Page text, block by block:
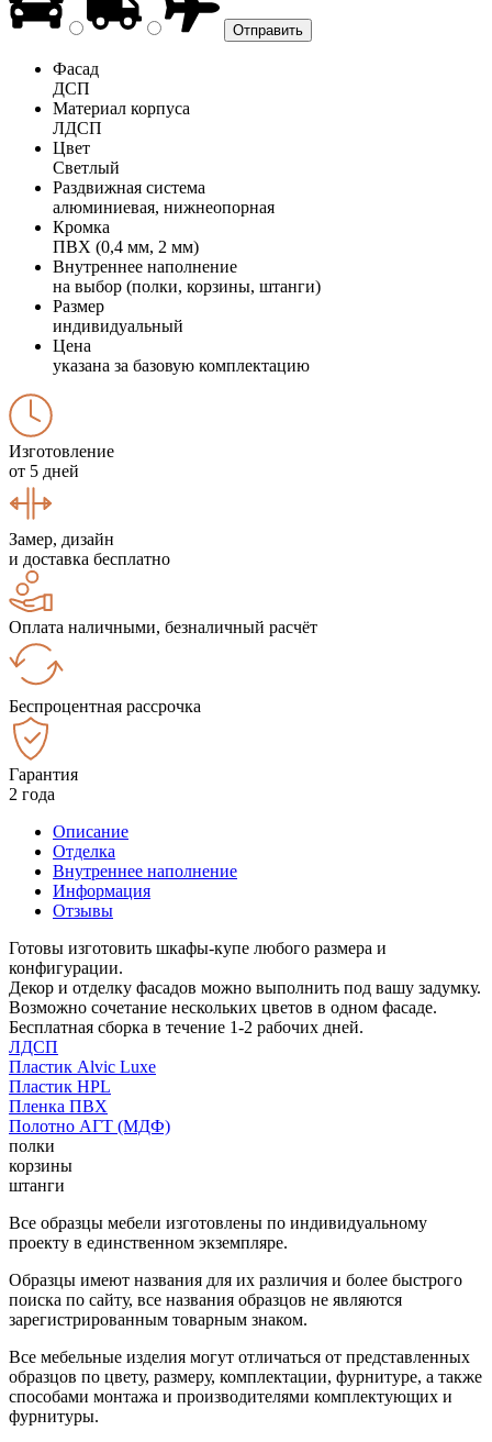
Фасад
ДСП
Материал корпуса
ЛДСП
Цвет
Светлый
Раздвижная система
алюминиевая, нижнеопорная
Кромка
ПВХ (0,4 мм, 2 мм)
Внутреннее наполнение
на выбор (полки, корзины, штанги)
Размер
индивидуальный
Цена
указана за базовую комплектацию
Изготовление
от 5 дней
Замер, дизайн
и доставка бесплатно
Оплата наличными, безналичный расчёт
Беспроцентная рассрочка
Гарантия
2 года
Описание
Отделка
Внутреннее наполнение
Информация
Отзывы
Готовы изготовить шкафы-купе любого размера и
конфигурации.
Декор и отделку фасадов можно выполнить под вашу задумку.
Возможно сочетание нескольких цветов в одном фасаде.
Бесплатная сборка в течение 1-2 рабочих дней.
ЛДСП
Пластик Alvic Luxe
Пластик HPL
Пленка ПВХ
Полотно АГТ (МДФ)
полки
корзины
штанги
Все образцы мебели изготовлены по индивидуальному
проекту в единственном экземпляре.
Образцы имеют названия для их различия и более быстрого
поиска по сайту, все названия образцов не являются
зарегистрированным товарным знаком.
Все мебельные изделия могут отличаться от представленных
образцов по цвету, размеру, комплектации, фурнитуре, а также
способами монтажа и производителями комплектующих и
фурнитуры.